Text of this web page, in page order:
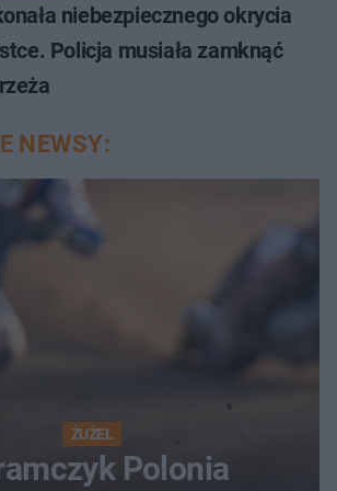
niebezpiecznego okrycia
Policja musiała zamknąć
NEWSY:
ŻUŻEL
Polonia